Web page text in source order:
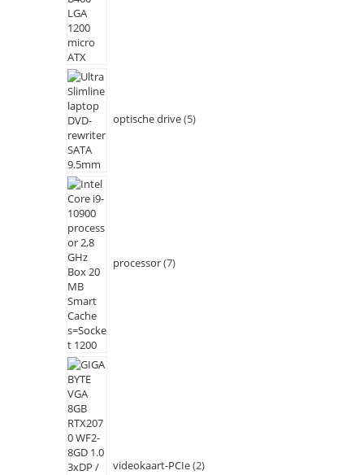
optische drive 5
processor 7
videokaart-PCIe 2